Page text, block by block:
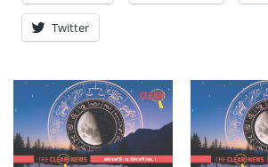
Twitter